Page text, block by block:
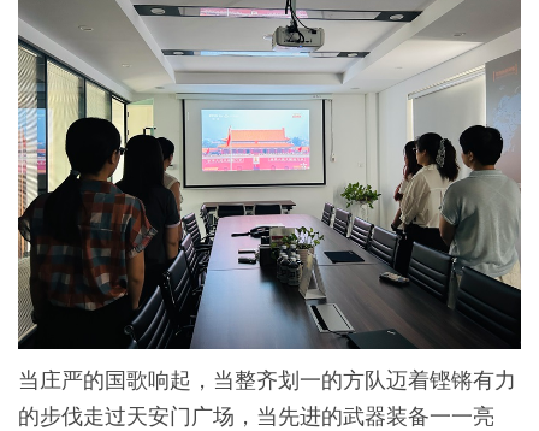
当庄严的国歌响起，当整齐划一的方队迈着铿锵有力
的步伐走过天安门广场，当先进的武器装备一一亮